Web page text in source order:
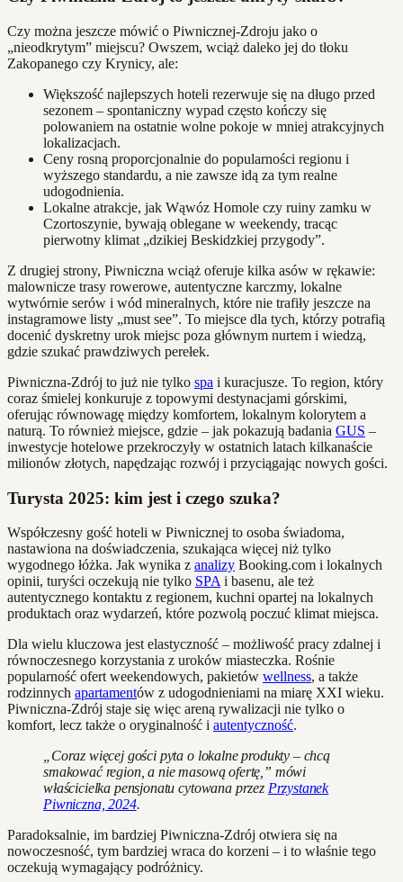
Czy można jeszcze mówić o Piwnicznej-Zdroju jako o
„nieodkrytym” miejscu? Owszem, wciąż daleko jej do tłoku
Zakopanego czy Krynicy, ale:
Większość najlepszych hoteli rezerwuje się na długo przed
sezonem – spontaniczny wypad często kończy się
polowaniem na ostatnie wolne pokoje w mniej atrakcyjnych
lokalizacjach.
Ceny rosną proporcjonalnie do popularności regionu i
wyższego standardu, a nie zawsze idą za tym realne
udogodnienia.
Lokalne atrakcje, jak Wąwóz Homole czy ruiny zamku w
Czortoszynie, bywają oblegane w weekendy, tracąc
pierwotny klimat „dzikiej Beskidzkiej przygody”.
Z drugiej strony, Piwniczna wciąż oferuje kilka asów w rękawie:
malownicze trasy rowerowe, autentyczne karczmy, lokalne
wytwórnie serów i wód mineralnych, które nie trafiły jeszcze na
instagramowe listy „must see”. To miejsce dla tych, którzy potrafią
docenić dyskretny urok miejsc poza głównym nurtem i wiedzą,
gdzie szukać prawdziwych perełek.
Piwniczna-Zdrój to już nie tylko spa i kuracjusze. To region, który
coraz śmielej konkuruje z topowymi destynacjami górskimi,
oferując równowagę między komfortem, lokalnym kolorytem a
naturą. To również miejsce, gdzie – jak pokazują badania GUS –
inwestycje hotelowe przekroczyły w ostatnich latach kilkanaście
milionów złotych, napędzając rozwój i przyciągając nowych gości.
Turysta 2025: kim jest i czego szuka?
Współczesny gość hoteli w Piwnicznej to osoba świadoma,
nastawiona na doświadczenia, szukająca więcej niż tylko
wygodnego łóżka. Jak wynika z analizy Booking.com i lokalnych
opinii, turyści oczekują nie tylko SPA i basenu, ale też
autentycznego kontaktu z regionem, kuchni opartej na lokalnych
produktach oraz wydarzeń, które pozwolą poczuć klimat miejsca.
Dla wielu kluczowa jest elastyczność – możliwość pracy zdalnej i
równoczesnego korzystania z uroków miasteczka. Rośnie
popularność ofert weekendowych, pakietów wellness, a także
rodzinnych apartamentów z udogodnieniami na miarę XXI wieku.
Piwniczna-Zdrój staje się więc areną rywalizacji nie tylko o
komfort, lecz także o oryginalność i autentyczność.
„Coraz więcej gości pyta o lokalne produkty – chcą
smakować region, a nie masową ofertę,” mówi
właścicielka pensjonatu cytowana przez Przystanek
Piwniczna, 2024.
Paradoksalnie, im bardziej Piwniczna-Zdrój otwiera się na
nowoczesność, tym bardziej wraca do korzeni – i to właśnie tego
oczekują wymagający podróżnicy.